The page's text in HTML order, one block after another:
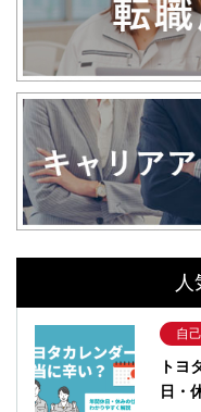
人
自
トヨ
日・